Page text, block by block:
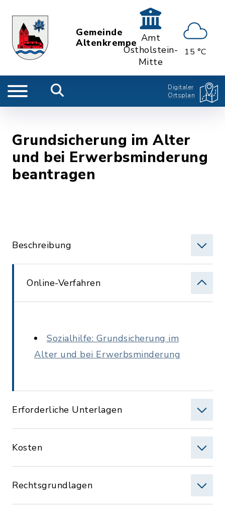
Gemeinde
Altenkrempe Amt
Ostholstein-
Mitte
15 °C
Digitaler
Ortsplan
Grundsicherung im Alter
und bei Erwerbsminderung
beantragen
Beschreibung
Online-Verfahren
Sozialhilfe: Grundsicherung im
Alter und bei Erwerbsminderung
Erforderliche Unterlagen
Kosten
Rechtsgrundlagen